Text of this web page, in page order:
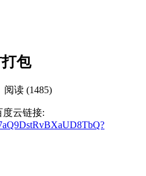
包
阅读 (1485)
度云链接: